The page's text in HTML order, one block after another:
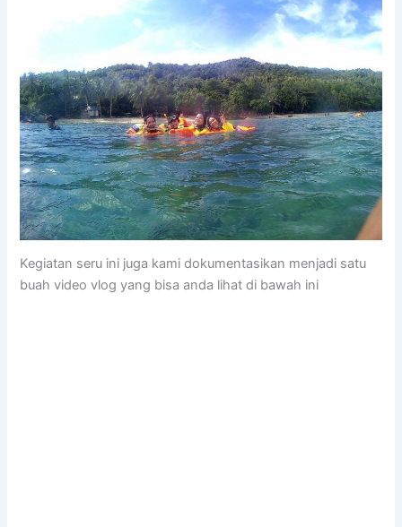
Kegiatan seru ini juga kami dokumentasikan menjadi satu
buah video vlog yang bisa anda lihat di bawah ini